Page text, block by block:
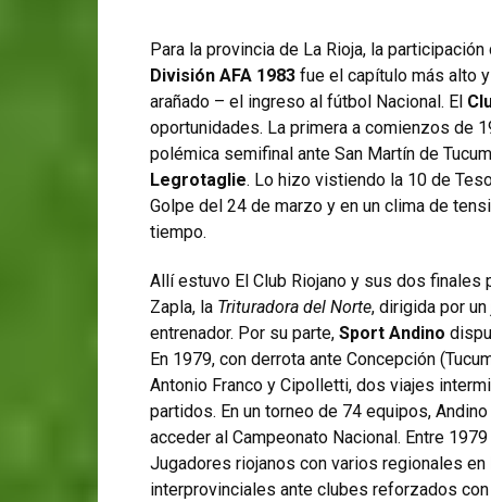
Para la provincia de La Rioja, la participación
División AFA 1983 fue el capítulo más alto
arañado – el ingreso al fútbol Nacional. El
oportunidades. La primera a comienzos de
polémica semifinal ante San Martín de
Legrotaglie. Lo hizo vistiendo la 10 de
Golpe del 24 de marzo y en un clima de
tiempo.
Allí estuvo El Club Riojano y sus dos
Zapla, la Trituradora del Norte, dirigida por un
entrenador. Por su parte, Sport Andino
En 1979, con derrota ante Concepción
Antonio Franco y Cipolletti, dos viajes
partidos. En un torneo de 74 equipos,
acceder al Campeonato Nacional. Entre
Jugadores riojanos con varios regionales
interprovinciales ante clubes reforzados